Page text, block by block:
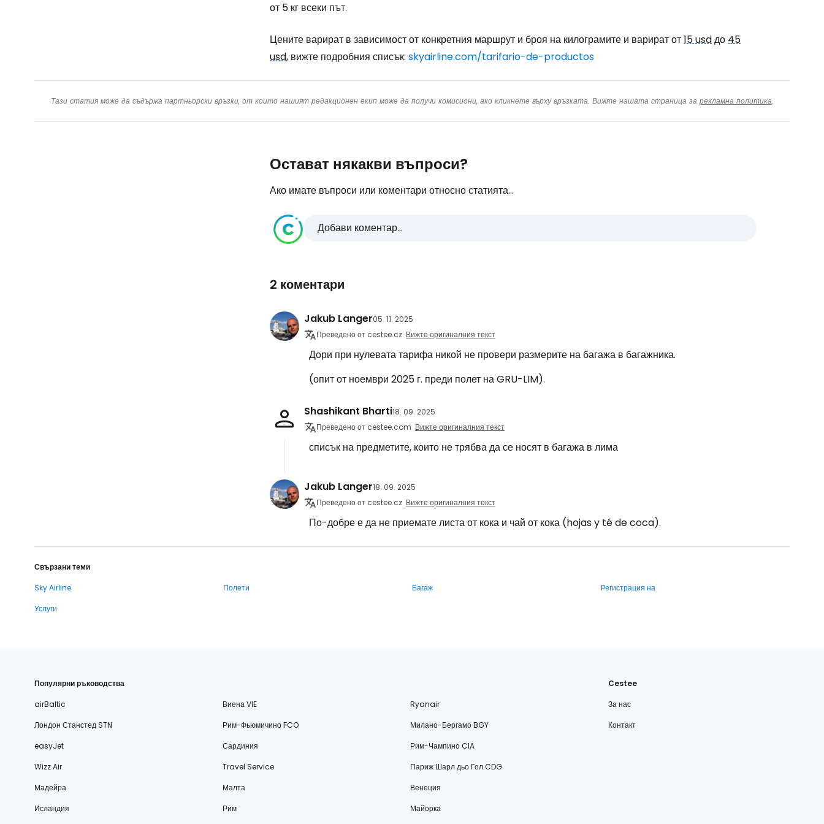
от 5 кг всеки път.
Цените варират в зависимост от конкретния маршрут и броя на килограмите и варират от15 usdдо45
usd, вижте подробния списък: skyairline.com/tarifario-de-productos
Тази статия може да съдържа партньорски връзки, от които нашият редакционен екип може да получи комисиони, ако кликнете върху връзката. Вижте нашата страница за рекламна политика.
Остават някакви въпроси?
Ако имате въпроси или коментари относно статията...
Добави коментар...
2 коментари
Jakub Langer05. 11. 2025
Преведено от cestee.cz Вижте оригиналния текст
Дори при нулевата тарифа никой не провери размерите на багажа в багажника.
(опит от ноември 2025 г. преди полет на GRU-LIM).
Shashikant Bharti18. 09. 2025
Преведено от cestee.com Вижте оригиналния текст
списък на предметите, които не трябва да се носят в багажа в лима
Jakub Langer18. 09. 2025
Преведено от cestee.cz Вижте оригиналния текст
По-добре е да не приемате листа от кока и чай от кока (hojas y té de coca).
Свързани теми
Sky Airline
Полети Багаж
Регистрация на
Услуги
Популярни ръководства
airBaltic
Виена VIE
Ryanair
Лондон Станстед STN
Рим-Фьюмичино FCO
Милано-Бергамо BGY
easyJet
Сардиния
Рим-Чампино CIA
Wizz Air
Travel Service
Париж Шарл дьо Гол CDG
Мадейра
Малта
Венеция
Исландия
Рим Майорка
Cestee
За нас
Контакт